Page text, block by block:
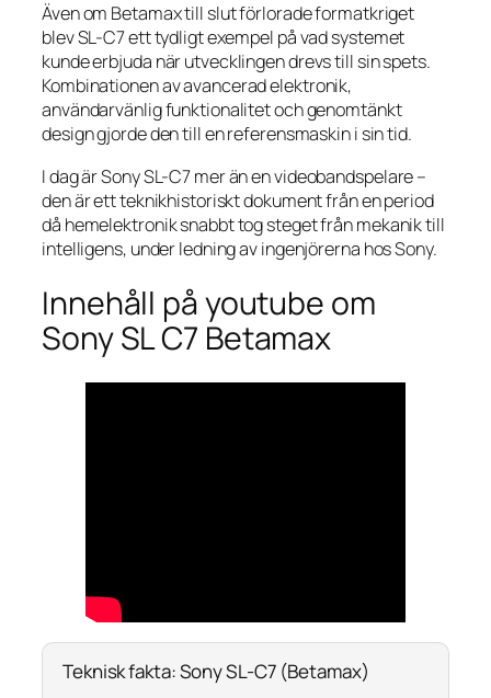
Även om Betamax till slut förlorade formatkriget
blev SL-C7 ett tydligt exempel på vad systemet
kunde erbjuda när utvecklingen drevs till sin spets.
Kombinationen av avancerad elektronik,
användarvänlig funktionalitet och genomtänkt
design gjorde den till en referensmaskin i sin tid.
I dag är Sony SL-C7 mer än en videobandspelare –
den är ett teknikhistoriskt dokument från en period
då hemelektronik snabbt tog steget från mekanik till
intelligens, under ledning av ingenjörerna hos Sony.
Innehåll på youtube om
Sony SL C7 Betamax
Teknisk fakta: Sony SL-C7 (Betamax)